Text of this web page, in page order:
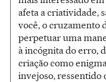
afeta a criatividade,
você, o cruzamento
perpetuar uma
à incógnita do erro,
criação como
invejoso, ressentido